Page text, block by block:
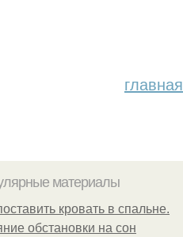
главная
материалы
кровать в спальне.
обстановки на сон